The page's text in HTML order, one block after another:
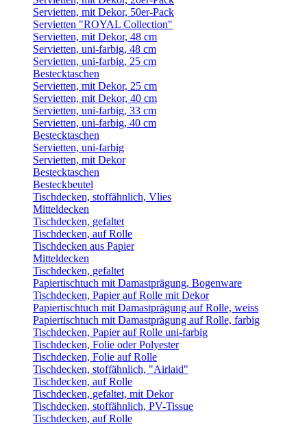
Servietten, mit Dekor, 50er-Pack
Servietten "ROYAL Collection"
Servietten, mit Dekor, 48 cm
Servietten, uni-farbig, 48 cm
Servietten, uni-farbig, 25 cm
Bestecktaschen
Servietten, mit Dekor, 25 cm
Servietten, mit Dekor, 40 cm
Servietten, uni-farbig, 33 cm
Servietten, uni-farbig, 40 cm
Bestecktaschen
Servietten, uni-farbig
Servietten, mit Dekor
Bestecktaschen
Besteckbeutel
Tischdecken, stoffähnlich, Vlies
Mitteldecken
Tischdecken, gefaltet
Tischdecken, auf Rolle
Tischdecken aus Papier
Mitteldecken
Tischdecken, gefaltet
Papiertischtuch mit Damastprägung, Bogenware
Tischdecken, Papier auf Rolle mit Dekor
Papiertischtuch mit Damastprägung auf Rolle, weiss
Papiertischtuch mit Damastprägung auf Rolle, farbig
Tischdecken, Papier auf Rolle uni-farbig
Tischdecken, Folie oder Polyester
Tischdecken, Folie auf Rolle
Tischdecken, stoffähnlich, "Airlaid"
Tischdecken, auf Rolle
Tischdecken, gefaltet, mit Dekor
Tischdecken, stoffähnlich, PV-Tissue
Tischdecken, auf Rolle